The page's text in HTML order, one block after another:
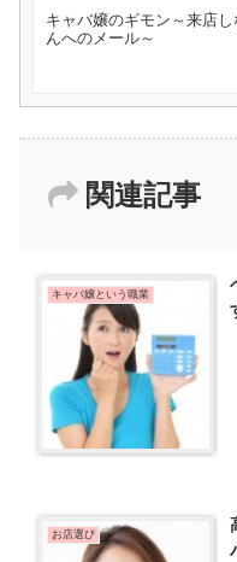
キャバ嬢のギモン～来店し
んへのメール～
関連記事
キャバ嬢という職業
お店選び